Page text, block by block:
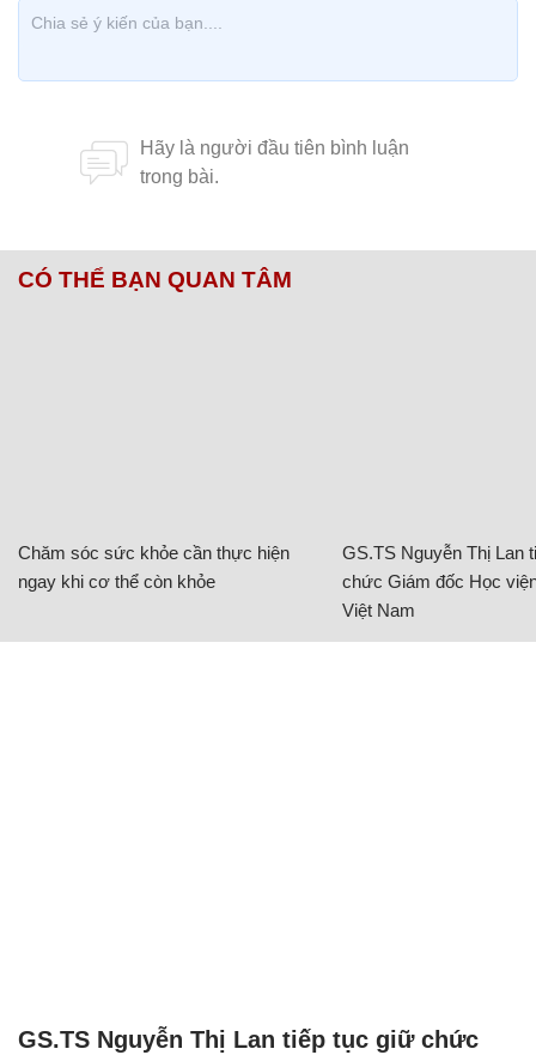
CÓ THỂ BẠN QUAN TÂM
Chăm sóc sức khỏe cần thực hiện
ngay khi cơ thể còn khỏe
GS.TS Nguyễn Thị Lan
chức Giám đốc Học
Việt Nam
GS.TS Nguyễn Thị Lan tiếp tục giữ chức